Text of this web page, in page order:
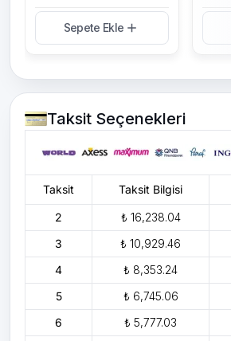
Sepete Ekle
Taksit Seçenekleri
Taksit Taksit Bilgisi
2 ₺ 16,238.04
3
₺ 10,929.46
4
₺ 8,353.24
5
₺ 6,745.06
6
₺ 5,777.03